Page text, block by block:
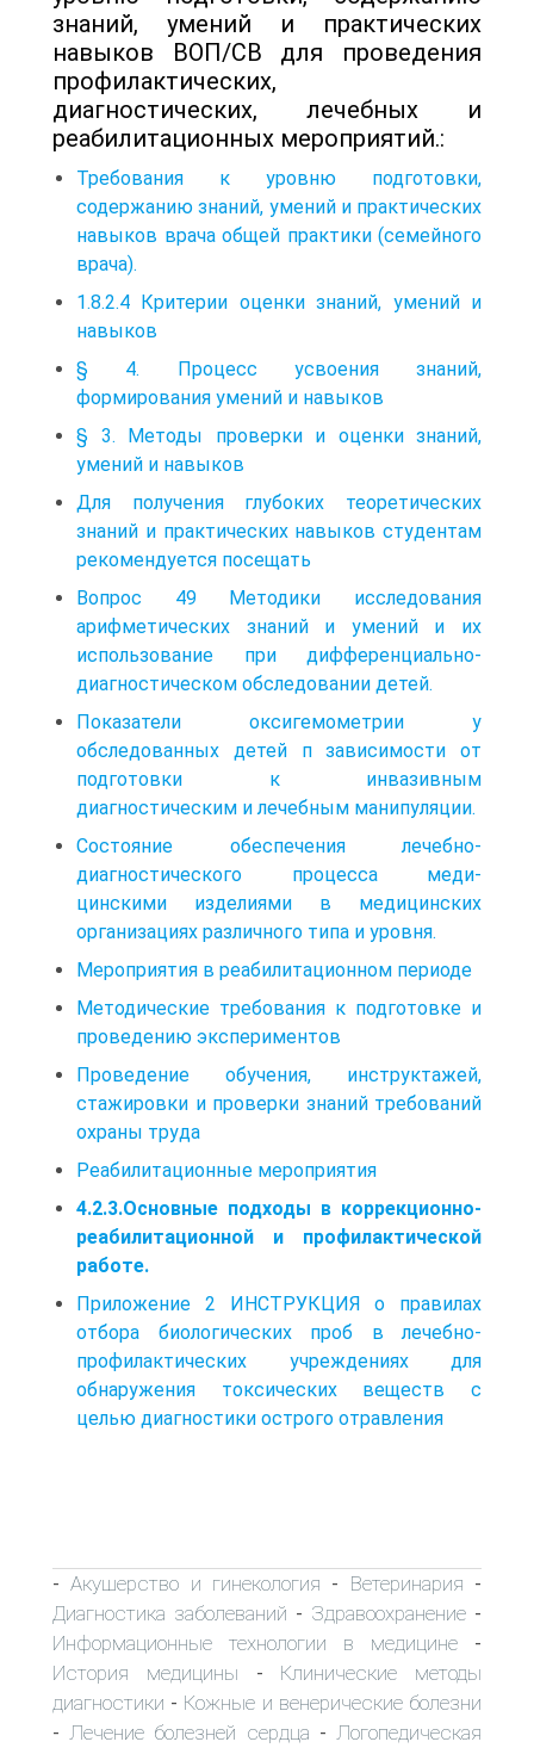
знаний, умений и практических
навыков ВОП/СВ для проведения
профилактических,
диагностических, лечебных и
реабилитационных мероприятий.:
Требования к уровню подготовки,
содержанию знаний, умений и практических
навыков врача общей практики (семейного
врача).
1.8.2.4 Критерии оценки знаний, умений и
навыков
§ 4. Процесс усвоения знаний,
формирования умений и навыков
§ 3. Методы проверки и оценки знаний,
умений и навыков
Для получения глубоких теоретических
знаний и практических навыков студентам
рекомендуется посещать
Вопрос 49 Методики исследования
арифметических знаний и умений и их
использование при дифференциально-
диагностическом обследовании детей.
Показатели оксигемометрии у
обследованных детей п зависимости от
подготовки к инвазивным
диагностическим и лечебным манипуляции.
Состояние обеспечения лечебно-
диагностического процесса меди-
цинскими изделиями в медицинских
организациях различного типа и уровня.
Мероприятия в реабилитационном периоде
Методические требования к подготовке и
проведению экспериментов
Проведение обучения, инструктажей,
стажировки и проверки знаний требований
охраны труда
Реабилитационные мероприятия
4.2.3.Основные подходы в коррекционно-
реабилитационной и профилактической
работе.
Приложение 2 ИНСТРУКЦИЯ о правилах
отбора биологических проб в лечебно-
профилактических учреждениях для
обнаружения токсических веществ с
целью диагностики острого отравления
-Акушерство и гинекология - Ветеринария -
Диагностика заболеваний - Здравоохранение -
Информационные технологии в медицине -
История медицины - Клинические методы
диагностики - Кожные и венерические болезни
- Лечение болезней сердца - Логопедическая